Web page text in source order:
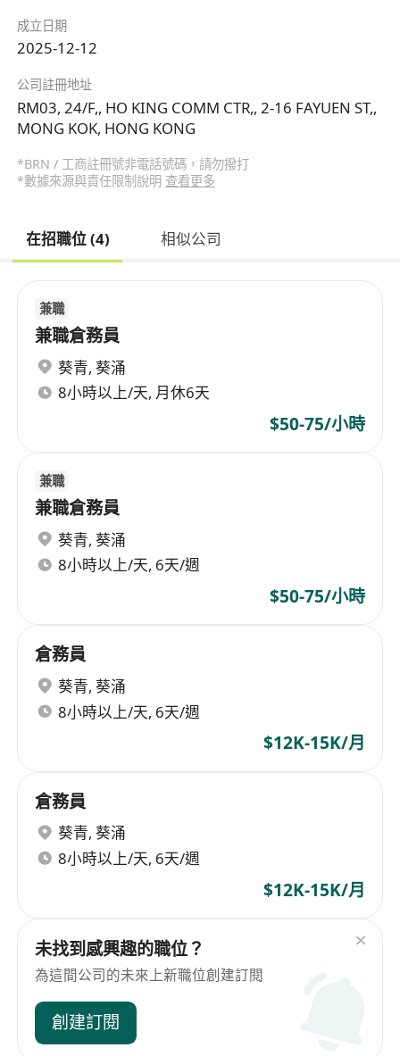
成立日期
2025-12-12
公司註冊地址
RM03, 24/F,, HO KING COMM CTR,, 2-16 FAYUEN ST,,
MONG KOK, HONG KONG
*BRN / 工商註冊號非電話號碼，請勿撥打
*數據來源與責任限制說明 查看更多
在招職位 (4) 相似公司
兼職
兼職倉務員
葵青, 葵涌
8小時以上/天, 月休6天
$50-75/小時
兼職
兼職倉務員
葵青, 葵涌
8小時以上/天, 6天/週
$50-75/小時
倉務員
葵青, 葵涌
8小時以上/天, 6天/週
$12K-15K/月
倉務員
葵青, 葵涌
8小時以上/天, 6天/週
$12K-15K/月
未找到感興趣的職位？
為這間公司的未來上新職位創建訂閱
創建訂閱